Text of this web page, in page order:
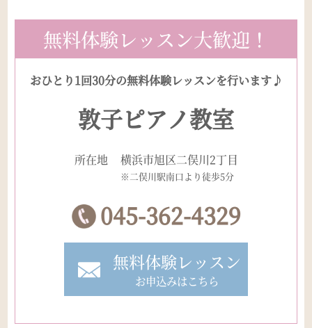
無料体験レッスン大歓迎！
おひとり1回30分の無料体験レッスンを行います♪
敦子ピアノ教室
所在地 横浜市旭区二俣川2丁目
※二俣川駅南口より徒歩5分
045-362-4329
無料体験レッスン
お申込みはこちら